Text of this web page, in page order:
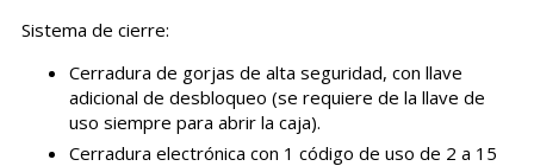
Sistema de cierre:
Cerradura de gorjas de alta seguridad, con llave
adicional de desbloqueo (se requiere de la llave de
uso siempre para abrir la caja).
Cerradura electrónica con 1 código de uso de 2 a 15